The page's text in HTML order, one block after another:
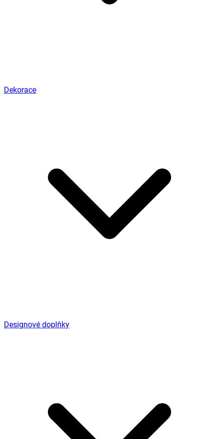
Dekorace
Designové doplňky